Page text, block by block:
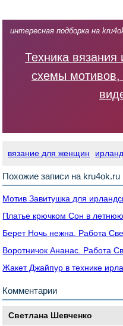
интересная подборка на
Техника вязания
схемы мотивов,
вязание для женщин
Похожие записи на kru4ok.ru
Мотив Завитушка для
Платье крючком Сон в
Берет Ночь нежна. Работа
Воротничок Ананас. Работа
Жакет Джайпур в технике
Комментарии
Светлана Шевченко